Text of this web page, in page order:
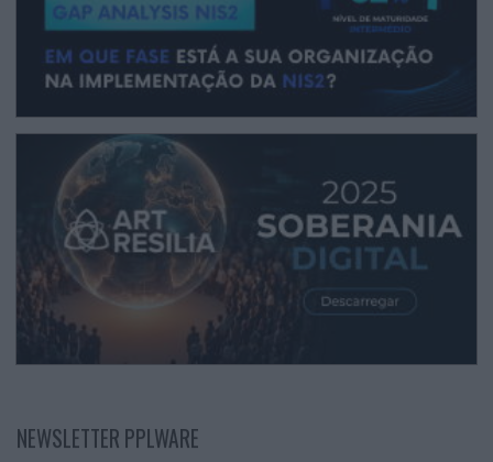
NEWSLETTER PPLWARE